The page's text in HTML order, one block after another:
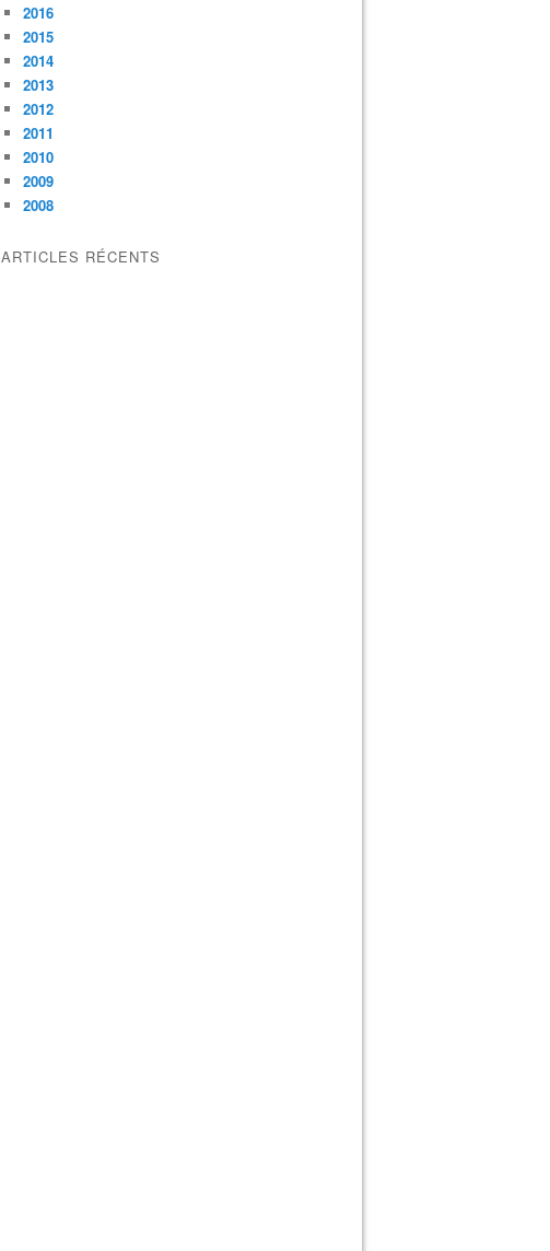
2016
2015
2014
2013
2012
2011
2010
2009
2008
ARTICLES RÉCENTS